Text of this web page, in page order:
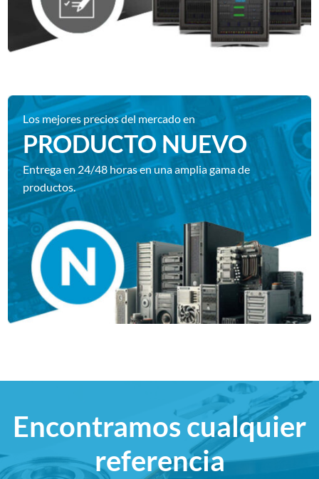
Los mejores precios del mercado en
PRODUCTO NUEVO
Entrega en 24/48 horas en una amplia gama de
productos.
Encontramos cualquier
referencia